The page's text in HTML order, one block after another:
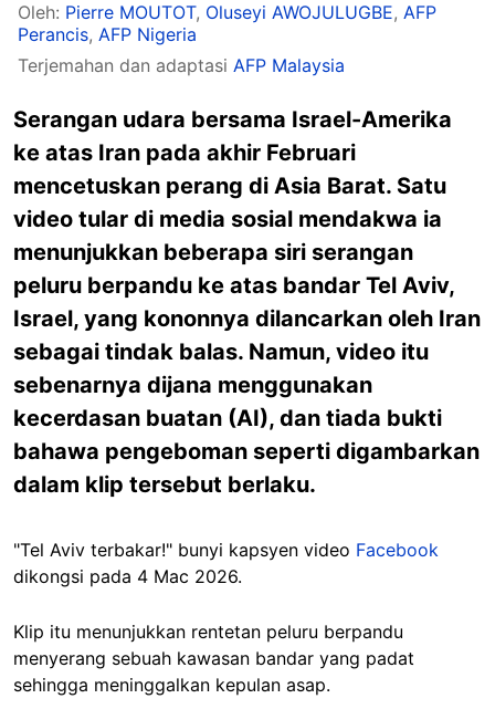
Oleh: Pierre MOUTOT, Oluseyi AWOJULUGBE, AFP
Perancis, AFP Nigeria
Terjemahan dan adaptasi AFP Malaysia
Serangan udara bersama Israel-Amerika
ke atas Iran pada akhir Februari
mencetuskan perang di Asia Barat. Satu
video tular di media sosial mendakwa ia
menunjukkan beberapa siri serangan
peluru berpandu ke atas bandar Tel Aviv,
Israel, yang kononnya dilancarkan oleh Iran
sebagai tindak balas. Namun, video itu
sebenarnya dijana menggunakan
kecerdasan buatan (AI), dan tiada bukti
bahawa pengeboman seperti digambarkan
dalam klip tersebut berlaku.
"Tel Aviv terbakar!" bunyi kapsyen video Facebook
dikongsi pada 4 Mac 2026.
Klip itu menunjukkan rentetan peluru berpandu
menyerang sebuah kawasan bandar yang padat
sehingga meninggalkan kepulan asap.